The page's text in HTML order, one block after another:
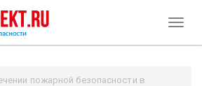
пожарной безопасности в